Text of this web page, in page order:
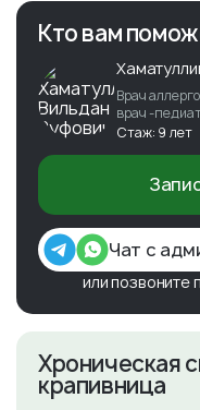
Кто вам
Врач
врач -
Стаж: 9 лет
Чат с
или позвоните
​Хроническая
крапивница